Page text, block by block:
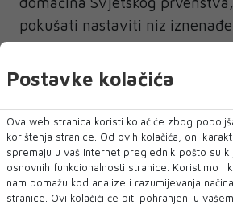
pokušati nastaviti niz
baražu.
NAJNOVIJE
Postavke kolačića
Ova web stranica koristi kolačiće zbog
korištenja stranice. Od ovih kolačića, oni
spremaju u vaš Internet preglednik pošto su
osnovnih funkcionalnosti stranice. Koristimo i
nam pomažu kod analize i razumijevanja
stranice. Ovi kolačići će biti pohranjeni u